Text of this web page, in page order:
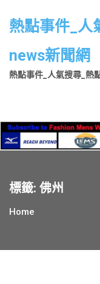
熱點事件_人
news新聞網
熱點事件_人氣搜尋_熱
標籤: 佛州
Home